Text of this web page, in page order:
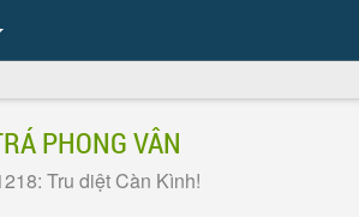
PHONG VÂN
Tru diệt Càn Kình!